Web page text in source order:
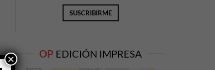
OP EDICIÓN IMPRESA
×